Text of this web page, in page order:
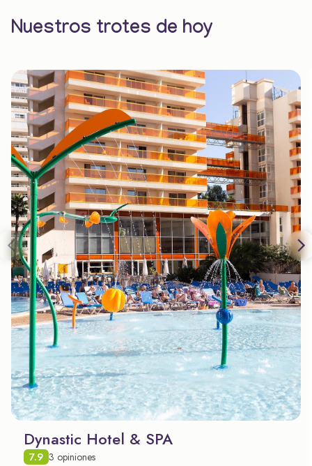
Nuestros trotes de hoy
Dynastic Hotel & SPA
7.9 3 opiniones